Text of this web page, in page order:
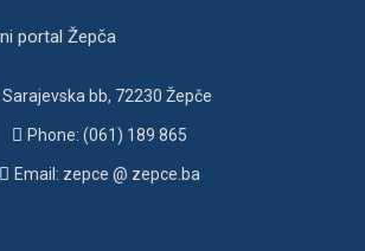
portal Žepča
Sarajevska bb, 72230 Žepče
Phone: (061) 189 865
Email: zepce @ zepce.ba